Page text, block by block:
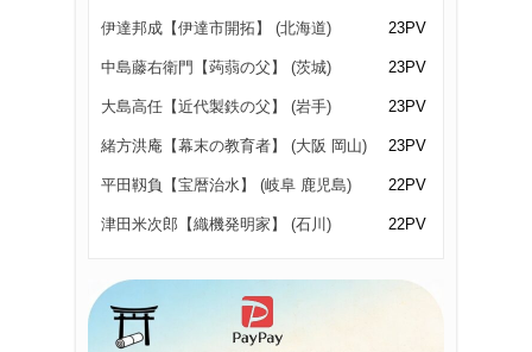
伊達邦成【伊達市開拓】 (北海道) 23PV
中島藤右衛門【蒟蒻の父】 (茨城) 23PV
大島高任【近代製鉄の父】 (岩手) 23PV
緒方洪庵【幕末の教育者】 (大阪 岡山) 23PV
平田靱負【宝暦治水】 (岐阜 鹿児島) 22PV
津田米次郎【織機発明家】 (石川) 22PV